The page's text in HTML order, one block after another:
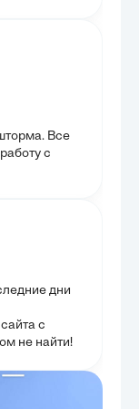
неотъемлемой
работы.
Все
с
дни
с
не найти!